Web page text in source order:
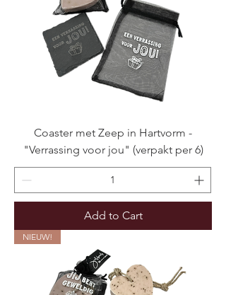
Coaster met Zeep in Hartvorm -
"Verrassing voor jou" (verpakt per 6)
Add to Cart
NIEUW!